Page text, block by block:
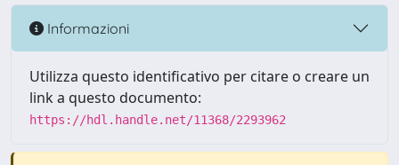
Informazioni
Utilizza questo identificativo per citare o creare un
link a questo documento:
https://hdl.handle.net/11368/2293962